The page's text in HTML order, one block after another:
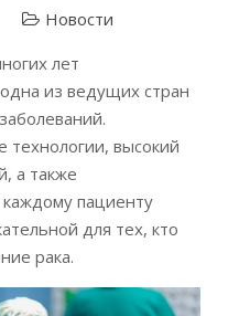
Новости
лет
из ведущих стран
высокий
а также
пациенту
для тех, кто
рака.